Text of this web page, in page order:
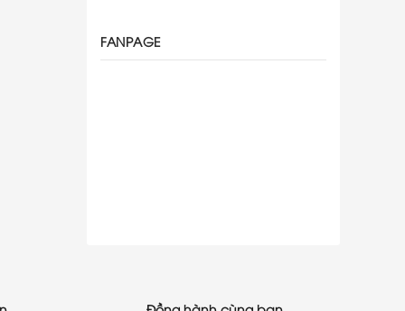
FANPAGE